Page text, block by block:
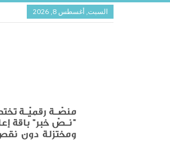
السبت, أغسطس 8, 2026